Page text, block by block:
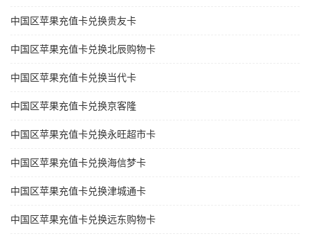
中国区苹果充值卡兑换贵友卡
中国区苹果充值卡兑换北辰购物卡
中国区苹果充值卡兑换当代卡
中国区苹果充值卡兑换京客隆
中国区苹果充值卡兑换永旺超市卡
中国区苹果充值卡兑换海信梦卡
中国区苹果充值卡兑换津城通卡
中国区苹果充值卡兑换远东购物卡